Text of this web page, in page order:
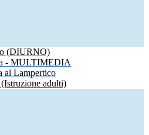
(DIURNO)
- MULTIMEDIA
al Lampertico
adulti)